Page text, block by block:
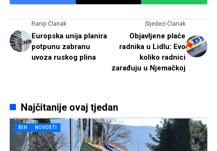
Raniji Članak
Europska unija planira
potpunu zabranu
uvoza ruskog plina
Sljedeći Članak
Objavljene plaće
radnika u Lidlu: Evo
koliko radnici
zarađuju u Njemačkoj
Najčitanije ovaj tjedan
BIH NOVOSTI